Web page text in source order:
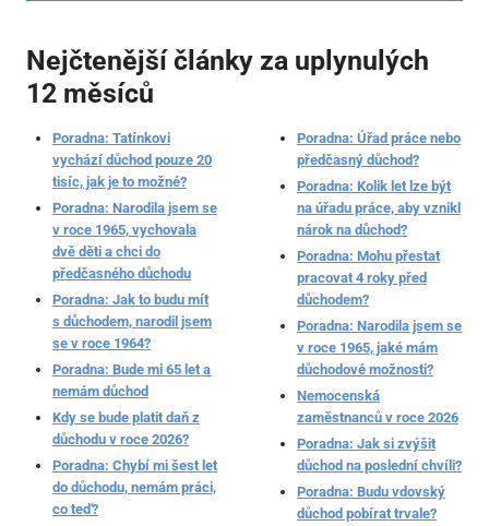
Nejčtenější články za uplynulých
12 měsíců
Poradna: Tatínkovi
vychází důchod pouze 20
tisíc, jak je to možné?
Poradna: Narodila jsem se
v roce 1965, vychovala
dvě děti a chci do
předčasného důchodu
Poradna: Jak to budu mít
s důchodem, narodil jsem
se v roce 1964?
Poradna: Bude mi 65 let a
nemám důchod
Kdy se bude platit daň z
důchodu v roce 2026?
Poradna: Chybí mi šest let
do důchodu, nemám práci,
co teď?
Poradna: Úřad práce nebo
předčasný důchod?
Poradna: Kolik let lze být
na úřadu práce, aby vznikl
nárok na důchod?
Poradna: Mohu přestat
pracovat 4 roky před
důchodem?
Poradna: Narodila jsem se
v roce 1965, jaké mám
důchodové možnosti?
Nemocenská
zaměstnanců v roce 2026
Poradna: Jak si zvýšit
důchod na poslední chvíli?
Poradna: Budu vdovský
důchod pobírat trvale?